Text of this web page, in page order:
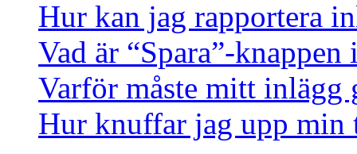
Hur kan jag rapportera
Vad är “Spara”-
Varför måste mitt inlägg
Hur knuffar jag upp min